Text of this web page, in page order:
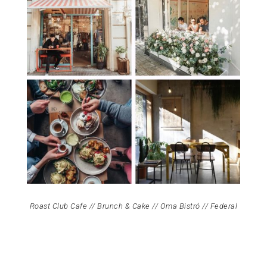
Roast Club Cafe // Brunch & Cake // Oma Bistró // Federal